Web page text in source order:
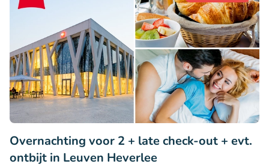
Overnachting voor 2 + late check-out + evt.
ontbijt in Leuven Heverlee